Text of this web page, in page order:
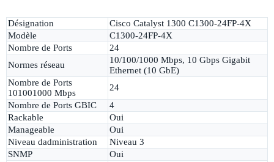
Désignation
Cisco Catalyst 1300 C1300-24FP-4X
Modèle
C1300-24FP-4X
Nombre de Ports
24
Normes réseau
10/100/1000 Mbps, 10 Gbps Gigabit
Ethernet (10 GbE)
Nombre de Ports
101001000 Mbps
24
Nombre de Ports GBIC
4
Rackable
Oui
Manageable
Oui
Niveau dadministration
Niveau 3
SNMP
Oui